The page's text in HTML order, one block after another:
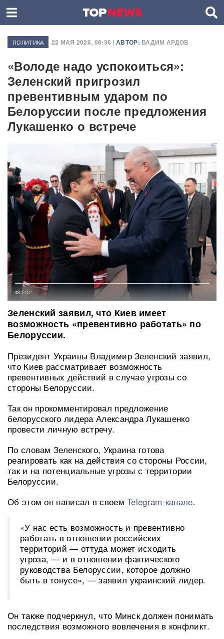
ПОЛИТИКА 22 МАЯ 2026, 08:36 | АВТОР: ВАДИМ АРДОВ
«Володе надо успокоиться»:
Зеленский пригрозил
превентивным ударом по
Белоруссии после предложения
Лукашенко о встрече
ФОТО:
Зеленский заявил, что Киев имеет
возможность «превентивно работать» по
Белоруссии.
Президент Украины Владимир Зеленский заявил,
что Киев рассматривает возможность
превентивных действий в случае угрозы со
стороны Белоруссии.
Так он прокомментировал предложение
белорусского лидера Александра Лукашенко
провести личную встречу.
По словам Зеленского, Украина готова
реагировать как на действия со стороны России,
так и на потенциальные угрозы с территории
Белоруссии.
Об этом он написал в своемTelegram-канале.
«У нас есть возможность и превентивно
работать в отношении российских
территорий — оттуда может исходить
угроза, — и в отношении фактического
руководства Белоруссии, которое должно
быть в тонусе», — заявил украинский лидер.
Он также подчеркнул, что Минск должен понимать
последствия возможного вовлечения в конфликт.